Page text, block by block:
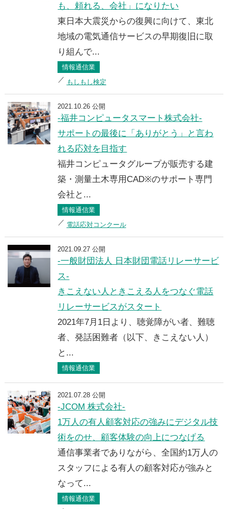
も、頼れる、会社」になりたい
東日本大震災からの復興に向けて、東北
地域の電気通信サービスの早期復旧に取
り組んで...
情報通信業
もしもし検定
2021.10.26 公開
-福井コンピュータスマート株式会社-
サポートの最後に「ありがとう」と言わ
れる応対を目指す
福井コンピュータグループが販売する建
築・測量土木専用CAD※のサポート専門
会社と...
情報通信業
電話応対コンクール
2021.09.27 公開
-一般財団法人 日本財団電話リレーサービ
ス-
きこえない人ときこえる人をつなぐ電話
リレーサービスがスタート
2021年7月1日より、聴覚障がい者、難聴
者、発話困難者（以下、きこえない人）
と...
情報通信業
2021.07.28 公開
-JCOM 株式会社-
1万人の有人顧客対応の強みにデジタル技
術をのせ、顧客体験の向上につなげる
通信事業者でありながら、全国約1万人の
スタッフによる有人の顧客対応が強みと
なって...
情報通信業